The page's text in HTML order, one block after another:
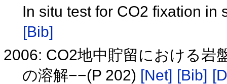
In situ test for CO2 fixation
[Bib]
2006: CO2地中貯留における岩
の溶解−−(P 202) [Net] [Bib]